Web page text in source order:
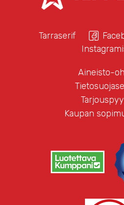
Tarraserif
Aineisto-
Kaupan